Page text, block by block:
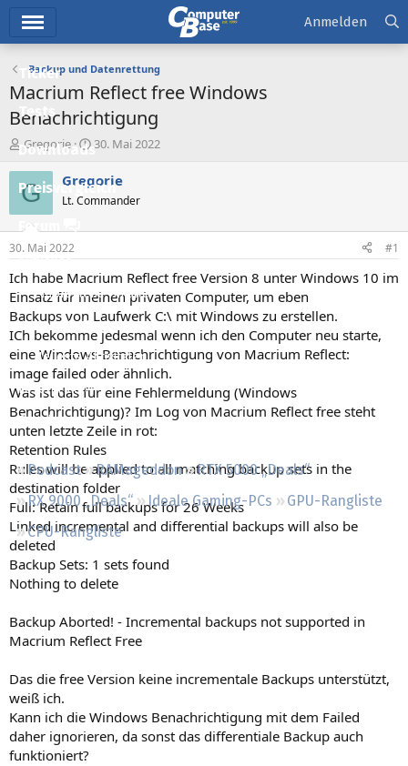
Ticker
Tests
Downloads
Preisvergleich
Forum
Aktuelles
Empfohlene Inhalte
Neue Beiträge
Neueste Aktivitäten
Leserartikel
Regeln
Podcast RAMageddon
RTX 5000 „Deals“
RX 9000 „Deals“
Ideale Gaming-PCs
GPU-Rangliste
CPU-Rangliste
Anmelden
Backup und Datenrettung
Macrium Reflect free Windows
Benachrichtigung
E
r
s
t
e
r
Gregorie
E
r
s
t
e
t
a
m
30. Mai 2022
G Gregorie
Lt. Commander
30. Mai 2022 #1
Ich habe Macrium Reflect free Version 8 unter Windows 10 im
Einsatz für meinen privaten Computer, um eben
Backups von Laufwerk C:\ mit Windows zu erstellen.
ICh bekomme jedesmal wenn ich den Computer neu starte,
eine Windows-Benachrichtigung von Macrium Reflect:
image failed oder ähnlich.
Was ist das für eine Fehlermeldung (Windows
Benachrichtigung)? Im Log von Macrium Reflect free steht
unten letzte Zeile in rot:
Retention Rules
Rules will be applied to all matching backup sets in the
destination folder
Full: Retain full backups for 26 Weeks
Linked incremental and differential backups will also be
deleted
Backup Sets: 1 sets found
Nothing to delete
Backup Aborted! - Incremental backups not supported in
Macrium Reflect Free
Das die free Version keine incrementale Backups unterstützt,
weiß ich.
Kann ich die Windows Benachrichtigung mit dem Failed
daher ignorieren, da sonst das differentiale Backup auch
funktioniert?